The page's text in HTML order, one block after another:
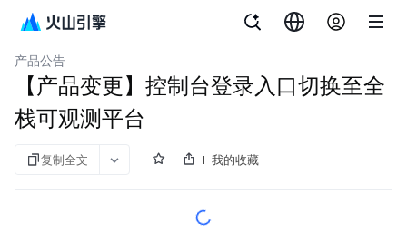
云监控
产品公告
【产品变更】控制台登录入口切换至全
栈可观测平台
复制全文 我的收藏